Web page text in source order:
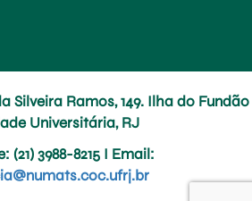
Silveira Ramos, 149. Ilha do Fundão
Universitária, RJ
: (21) 3988-8215 I Email: